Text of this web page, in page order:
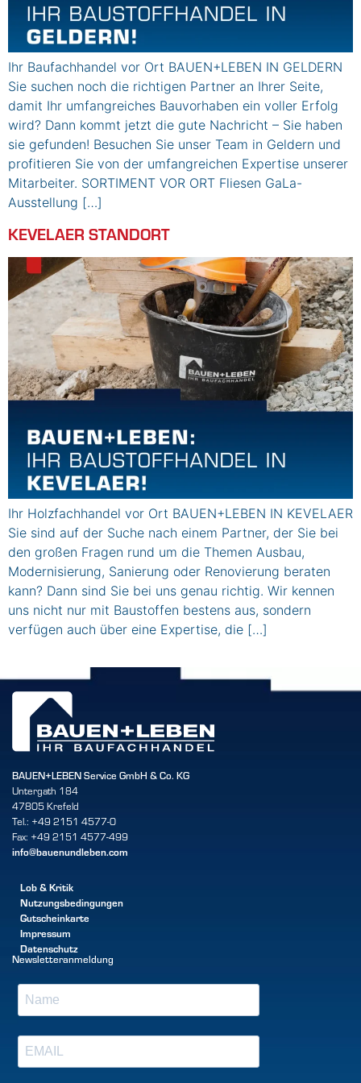
Ihr Baufachhandel vor Ort BAUEN+LEBEN IN GELDERN
Sie suchen noch die richtigen Partner an Ihrer Seite,
damit Ihr umfangreiches Bauvorhaben ein voller Erfolg
wird? Dann kommt jetzt die gute Nachricht – Sie haben
sie gefunden! Besuchen Sie unser Team in Geldern und
profitieren Sie von der umfangreichen Expertise unserer
Mitarbeiter. SORTIMENT VOR ORT Fliesen GaLa-
Ausstellung […]
KEVELAER STANDORT
Ihr Holzfachhandel vor Ort BAUEN+LEBEN IN KEVELAER
Sie sind auf der Suche nach einem Partner, der Sie bei
den großen Fragen rund um die Themen Ausbau,
Modernisierung, Sanierung oder Renovierung beraten
kann? Dann sind Sie bei uns genau richtig. Wir kennen
uns nicht nur mit Baustoffen bestens aus, sondern
verfügen auch über eine Expertise, die […]
BAUEN+LEBEN Service GmbH & Co. KG
Untergath 184
47805 Krefeld
Tel.: +49 2151 4577-0
Fax: +49 2151 4577-499
info@bauenundleben.com
Lob & Kritik
Nutzungsbedingungen
Gutscheinkarte
Impressum
Datenschutz
Newsletteranmeldung